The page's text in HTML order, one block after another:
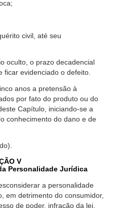
civil, até seu
oculto, o prazo decadencial
ficar evidenciado o defeito.
anos a pretensão à
por fato do produto ou do
Capítulo, iniciando-se a
conhecimento do dano e de
V
Personalidade Jurídica
a personalidade
em detrimento do consumidor,
de poder, infração da lei,